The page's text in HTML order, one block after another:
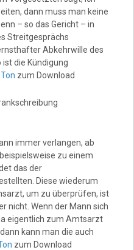
dann muss man keine
– so das Gericht – in
Streitgesprächs
Abkehrwille des
die Kündigung
zum Download
immer verlangen, ab
zu einem
das der
Diese wiederum
um zu überprüfen, ist
nicht. Wenn der Mann sich
eigentlich zum Amtsarzt
kann man die auch
zum Download